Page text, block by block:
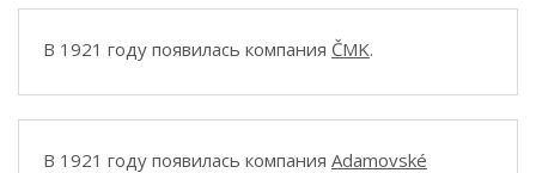
В 1921 году появилась компания ČMK.
В 1921 году появилась компания Adamovské